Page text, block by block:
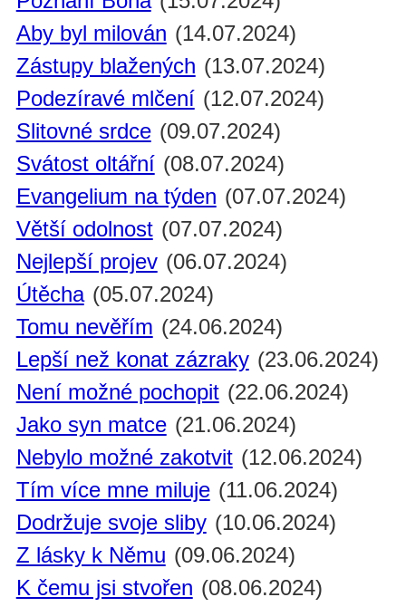
Aby byl milován (14.07.2024)
Zástupy blažených (13.07.2024)
Podezíravé mlčení (12.07.2024)
Slitovné srdce (09.07.2024)
Svátost oltářní (08.07.2024)
Evangelium na týden (07.07.2024)
Větší odolnost (07.07.2024)
Nejlepší projev (06.07.2024)
Útěcha (05.07.2024)
Tomu nevěřím (24.06.2024)
Lepší než konat zázraky (23.06.2024)
Není možné pochopit (22.06.2024)
Jako syn matce (21.06.2024)
Nebylo možné zakotvit (12.06.2024)
Tím více mne miluje (11.06.2024)
Dodržuje svoje sliby (10.06.2024)
Z lásky k Němu (09.06.2024)
K čemu jsi stvořen (08.06.2024)